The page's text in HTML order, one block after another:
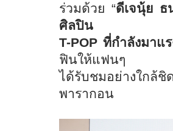
ร่วมด้วย “ดีเจนุ้ย
ศิลปิน
T-POP ที่กำลังมาแ
ฟินให้แฟนๆ
ได้รับชมอย่างใกล้
พารากอน